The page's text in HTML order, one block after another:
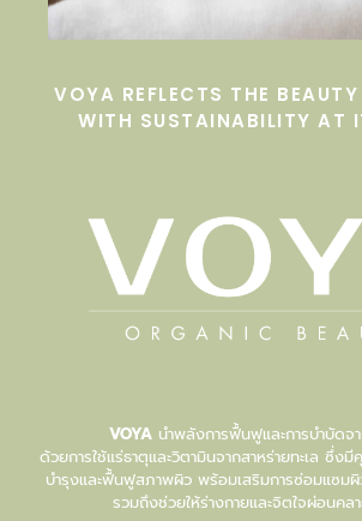
VOYA REFLECTS THE
WITH SUSTAINABILITY AT
VOYA นำพลังการฟื้นฟูและการบำบัดจ
ด้วยการใช้แร่ธาตุและวิตามินจากสาหร่ายทะเล ซึ่
บำรุงและฟื้นฟูสภาพผิว พร้อมเสริมการซ่อมแซม
รวมถึงช่วยให้ร่างกายและจิตใจผ่อนคล